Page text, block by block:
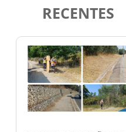
RECENTES